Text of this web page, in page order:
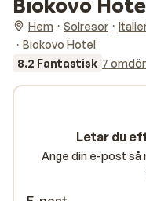
Hem Solresor
Biokovo Hotel
8.2 Fantastisk 7
Letar du
Ange din e-post så